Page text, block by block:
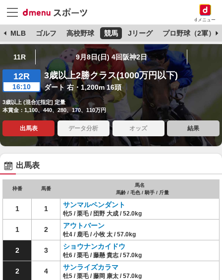
dメニュー
MLB ゴルフ 高校野球 競馬 Jリーグ プロ野球（2軍）
11R 9月8日(日) 4回阪神2日
12R
16:10
3歳以上2勝クラス(1000万円以下)
ダート 右・1,200m 16頭
3歳以上 (混合)[指定] 定量
本賞金：1,100、440、280、170、110万円
出馬表 データ分析 オッズ 結果
出馬表
枠番 馬番
馬名
馬齢 / 毛色 / 騎手 / 斤量
1 1 サンマルペンダント
牝5 / 栗毛 / 団野 大成 / 52.0kg
1 2 アウトバーン
牡4 / 鹿毛 / 小牧 太 / 57.0kg
2 3 ショウナンカイドウ
牡6 / 栗毛 / 藤懸 貴志 / 57.0kg
2 4 サンライズカラマ
牡5 / 栗毛 / 藤岡 康太 / 57.0kg